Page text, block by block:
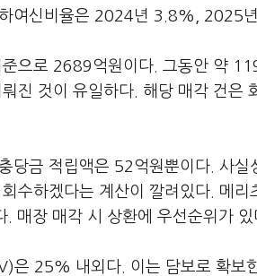
여신비율은 2024년 3.8%, 2025
으로 2689억원이다. 그동안 약
진 것이 유일하다. 해당 매각 건은
당금 적립액은 52억원뿐이다. 사실
수하겠다는 계산이 깔려있다. 메
매장 매각 시 상환에 우선순위가 있
은 25% 내외다. 이는 담보로 확보